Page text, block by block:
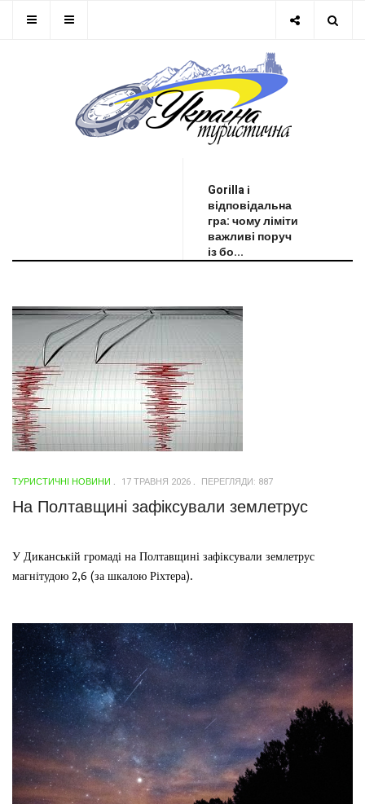
Gorilla і
відповідальна
гра: чому ліміти
важливі поруч
із бо...
ТУРИСТИЧНІ НОВИНИ 17 ТРАВНЯ 2026 ПЕРЕГЛЯДИ: 887
На Полтавщині зафіксували землетрус
У Диканській громаді на Полтавщині зафіксували землетрус
магнітудою 2,6 (за шкалою Ріхтера).